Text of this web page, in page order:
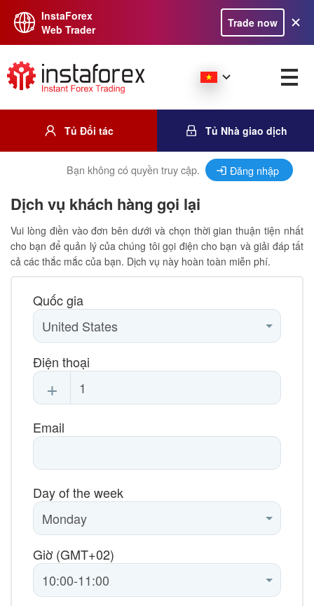
InstaForex
Web Trader
Trade now
Tủ Đối tác Tủ Nhà giao dịch
Bạn không có quyền truy cập. Đăng nhập
Dịch vụ khách hàng gọi lại
Vui lòng điền vào đơn bên dưới và chọn thời gian thuận tiện nhất
cho bạn để quản lý của chúng tôi gọi điện cho bạn và giải đáp tất
cả các thắc mắc của bạn. Dịch vụ này hoàn toàn miễn phí.
Quốc gia
Điện thoại
+
Email
Day of the week
Giờ (GMT+02)